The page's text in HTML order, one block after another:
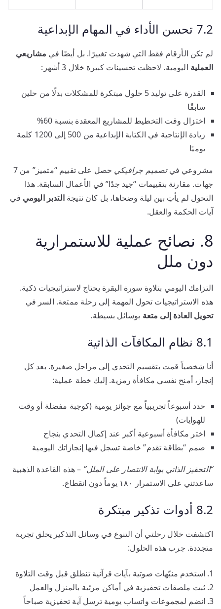
7.2 تحسن الأداء في المهام الإبداعية
لم تكن الأرقام فقط التي شهدت تغييرًا. بل أيضًا في مشاريعي
العملية اليومية. لاحظت تحسينات كبيرة خلال 3 أشهر:
القدرة على توليد 5 حلول مبتكرة للمشكلات بدلًا من حلين
سابقًا
اختزال وقت التخطيط للمشاريع المعقدة بنسبة 60%
زيادة الإنتاجية في الكتابة الإبداعية من 500 إلى 1200 كلمة
يوميًا
مشروعي فيتصميم جرافيكي
حصل على تقييم “متميز” من 7
جهات. مقارنة بتقييمات “جيد جدًا” في الأعمال السابقة. هذا
التحول لم يأتِ بين ليلة وضحاها، بل كان نتيجةالتدبر اليومي في
آيات الحكمة والعقل.
8. نصائح عملية للاستمرارية
دون ملل
التزامك اليومي بتلاوة سورة البقرة يحتاج لاستراتيجيات ذكية.
هذه الاستراتيجيات تحول المهمة إلى رحلة ممتعة. السر في
تحويل العادة إلى متعة بوسائل بسيطة.
8.1 نظام المكافآت الذاتية
أنا شخصياً قمت بتقسيم التحدي إلى مراحل صغيرة. بعد كل
إنجاز، أمنح نفسي مكافأة رمزية. إليك خطة عملية:
حدد أسبوعاً تجريبياً مع جوائز يومية (كوجبة مفضلة أو وقت
للهوايات)
اختر مكافأة أسبوعية أكبر عند إكمال التحدي بنجاح
صمم “بطاقة تقدم” خاصة تسجل فيها إنجازاتك اليومية
“التحفيز الذاتي بوابة الانتصار على الملل” – هذه القاعدة الذهبية
ساعدتني على الاستمرار ١٨٠ يوماً دون انقطاع.
8.2 أدوات تذكير مبتكرة
اكتشفت خلال رحلتي أن التنوع في وسائل التذكير يخلق تجربة
متجددة. جرب هذه الحلول:
استخدم منبّهات صوتية بآيات قرآنية تنطلق قبل وقت التلاوة
ثبت ملصقات تحفيزية في أماكن مرئية بالمنزل والعمل
انضم لمجموعات واتساب يومية ترسل آية تحفيزية صباحاً